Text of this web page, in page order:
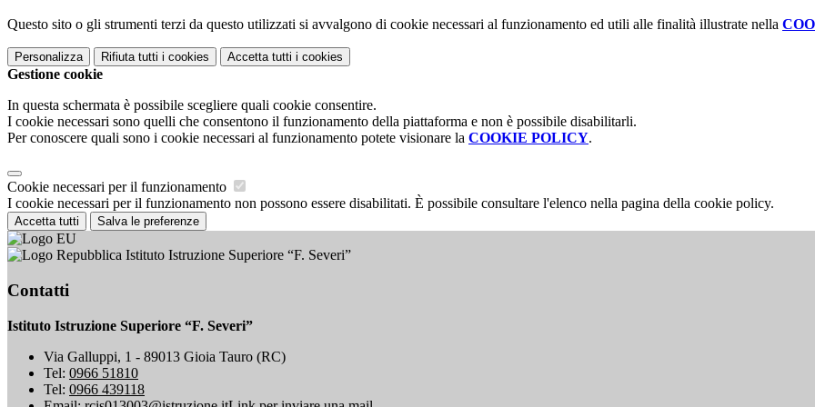
Questo sito o gli strumenti terzi da questo utilizzati si avvalgono di cookie necessari al funzionamento ed utili alle finalità illustrate nella
Personalizza Rifiuta tutti i cookies Accetta tutti i cookies
Gestione cookie
In questa schermata è possibile scegliere quali cookie consentire.
I cookie necessari sono quelli che consentono il funzionamento della piattaforma e non è possibile disabilitarli.
Per conoscere quali sono i cookie necessari al funzionamento potete visionare la COOKIE POLICY.
Cookie necessari per il funzionamento
I cookie necessari per il funzionamento non possono essere disabilitati. È possibile consultare l'elenco nella pagina della cookie policy.
Accetta tutti Salva le preferenze
Istituto Istruzione Superiore “F. Severi”
Contatti
Istituto Istruzione Superiore “F. Severi”
Via Galluppi, 1 - 89013 Gioia Tauro (RC)
Tel: 0966 51810
Tel: 0966 439118